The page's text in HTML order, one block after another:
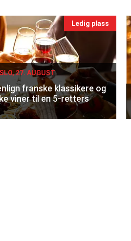
Ledig plass
27. AUGUST
franske klassikere og
viner til en 5-retters